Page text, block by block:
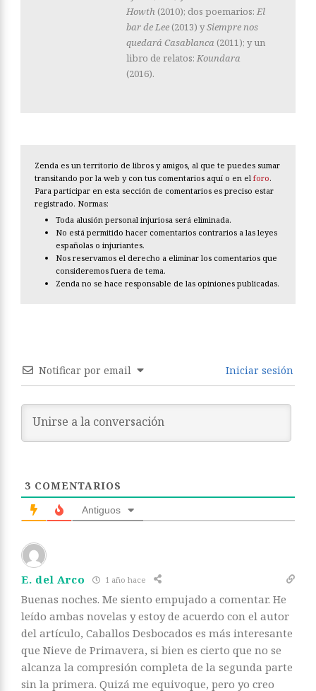
Howth (2010); dos poemarios: El
bar de Lee (2013) ySiempre nos
quedará Casablanca (2011); y un
libro de relatos: Koundara
(2016).
Zenda es un territorio de libros y amigos, al que te puedes sumar
transitando por la web y con tus comentarios aquí o en el foro.
Para participar en esta sección de comentarios es preciso estar
registrado. Normas:
Toda alusión personal injuriosa será eliminada.
No está permitido hacer comentarios contrarios a las leyes
españolas o injuriantes.
Nos reservamos el derecho a eliminar los comentarios que
consideremos fuera de tema.
Zenda no se hace responsable de las opiniones publicadas.
Notificar por email Iniciar sesión
3 COMENTARIOS
Antiguos
E. del Arco 1 año hace
Buenas noches. Me siento empujado a comentar. He
leído ambas novelas y estoy de acuerdo con el autor
del artículo, Caballos Desbocados es más interesante
que Nieve de Primavera, si bien es cierto que no se
alcanza la compresión completa de la segunda parte
sin la primera. Quizá me equivoque, pero yo creo